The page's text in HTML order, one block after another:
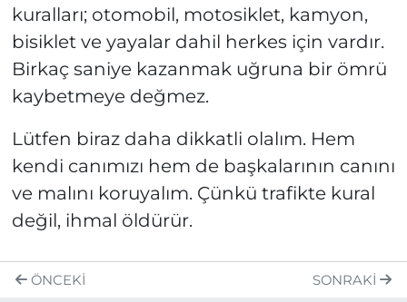
kuralları; otomobil, motosiklet, kamyon,
bisiklet ve yayalar dahil herkes için vardır.
Birkaç saniye kazanmak uğruna bir ömrü
kaybetmeye değmez.
Lütfen biraz daha dikkatli olalım. Hem
kendi canımızı hem de başkalarının canını
ve malını koruyalım. Çünkü trafikte kural
değil, ihmal öldürür.
ÖNCEKI SONRAKI